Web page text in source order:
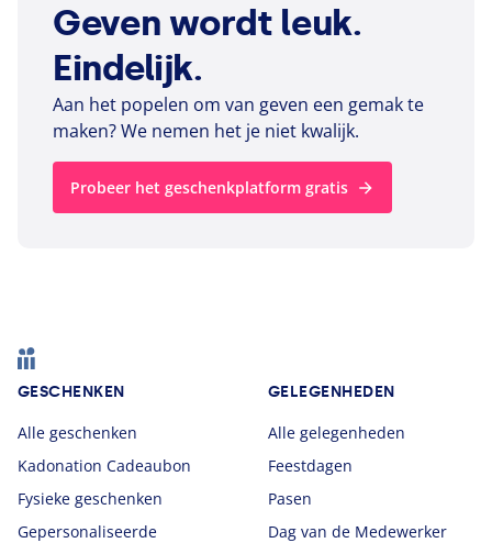
Geven wordt leuk.
Eindelijk.
Aan het popelen om van geven een gemak te
maken? We nemen het je niet kwalijk.
Probeer het geschenkplatform gratis
Footer
GESCHENKEN
Alle geschenken
Kadonation Cadeaubon
Fysieke geschenken
Gepersonaliseerde
GELEGENHEDEN
Alle gelegenheden
Feestdagen
Pasen
Dag van de Medewerker